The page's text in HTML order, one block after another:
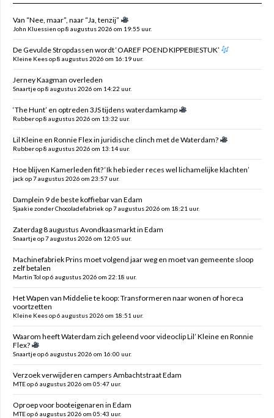
Van “Nee, maar”, naar “Ja, tenzij”
John Kluessien op 8 augustus 2026 om 19:55 uur.
De Gevulde Stropdassen wordt ‘OAREF POEND KIPPEBIESTUK’
Kleine Kees op 8 augustus 2026 om 16:19 uur.
Jerney Kaagman overleden
Snaartje op 8 augustus 2026 om 14:22 uur.
‘The Hunt’ en optreden 3JS tijdens waterdamkamp
Rubber op 8 augustus 2026 om 13:32 uur.
Lil Kleine en Ronnie Flex in juridische clinch met de Waterdam?
Rubber op 8 augustus 2026 om 13:14 uur.
Hoe blijven Kamerleden fit? ‘Ik heb ieder reces wel lichamelijke klachten’
jack op 7 augustus 2026 om 23:57 uur.
Damplein 9 de beste koffiebar van Edam
Sjaakie zonder Chocoladefabriek op 7 augustus 2026 om 18:21 uur.
Zaterdag 8 augustus Avondkaasmarkt in Edam
Snaartje op 7 augustus 2026 om 12:05 uur.
Machinefabriek Prins moet volgend jaar weg en moet van gemeente sloop
zelf betalen
Martin Tol op 6 augustus 2026 om 22:18 uur.
Het Wapen van Middelie te koop: Transformeren naar wonen of horeca
voortzetten
Kleine Kees op 6 augustus 2026 om 18:51 uur.
Waarom heeft Waterdam zich geleend voor videoclip Lil’ Kleine en Ronnie
Flex?
Snaartje op 6 augustus 2026 om 16:00 uur.
Verzoek verwijderen campers Ambachtstraat Edam
MTE op 6 augustus 2026 om 05:47 uur.
Oproep voor booteigenaren in Edam
MTE op 6 augustus 2026 om 05:43 uur.